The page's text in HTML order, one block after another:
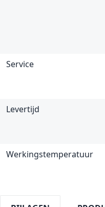
Service
Levertijd
Werkingstemperatuur